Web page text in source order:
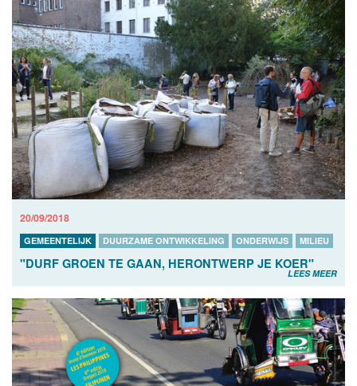
20/09/2018
GEMEENTELIJK DUURZAME ONTWIKKELING ONDERWIJS MILIEU
"DURF GROEN TE GAAN, HERONTWERP JE KOER"
LEES MEER